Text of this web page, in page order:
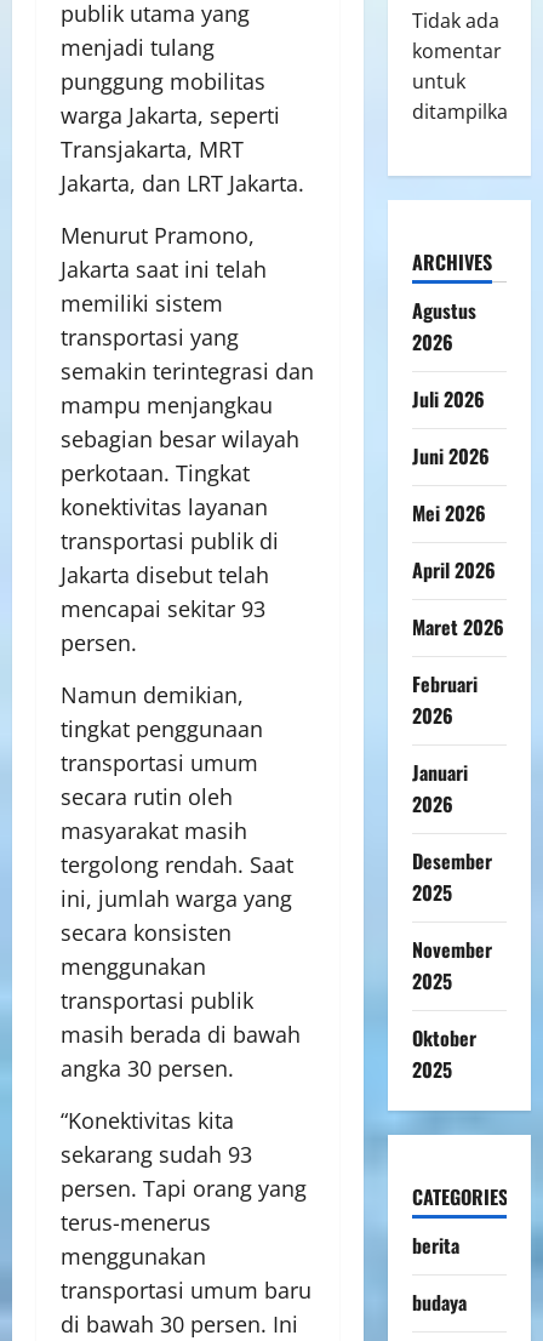
publik utama yang
menjadi tulang
punggung mobilitas
warga Jakarta, seperti
Transjakarta, MRT
Jakarta, dan LRT Jakarta.
Menurut Pramono,
Jakarta saat ini telah
memiliki sistem
transportasi yang
semakin terintegrasi dan
mampu menjangkau
sebagian besar wilayah
perkotaan. Tingkat
konektivitas layanan
transportasi publik di
Jakarta disebut telah
mencapai sekitar 93
persen.
Namun demikian,
tingkat penggunaan
transportasi umum
secara rutin oleh
masyarakat masih
tergolong rendah. Saat
ini, jumlah warga yang
secara konsisten
menggunakan
transportasi publik
masih berada di bawah
angka 30 persen.
“Konektivitas kita
sekarang sudah 93
persen. Tapi orang yang
terus-menerus
menggunakan
transportasi umum baru
di bawah 30 persen. Ini
Tidak ada
komentar
untuk
ditampilkan.
ARCHIVES
Agustus
2026
Juli 2026
Juni 2026
Mei 2026
April 2026
Maret 2026
Februari
2026
Januari
2026
Desember
2025
November
2025
Oktober
2025
CATEGORIES
berita
budaya